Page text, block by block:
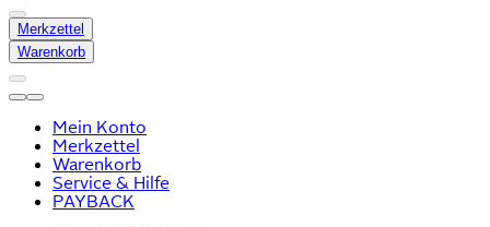
Merkzettel
Warenkorb
Mein Konto
Merkzettel
Warenkorb
Service & Hilfe
PAYBACK